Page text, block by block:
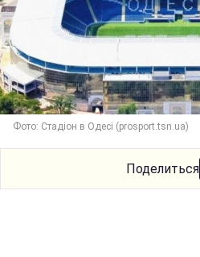
Фото: Стадіон в Одесі (prosport.tsn.ua)
Поделиться